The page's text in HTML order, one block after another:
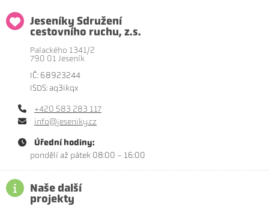
Jeseníky Sdružení
cestovního ruchu, z.s.
Palackého 1341/2
790 01 Jeseník
IČ: 68923244
ISDS: aq3ikqx
+420 583 283 117
info@jeseniky.cz
Úřední hodiny:
pondělí až pátek 08:00 - 16:00
Naše další
projekty